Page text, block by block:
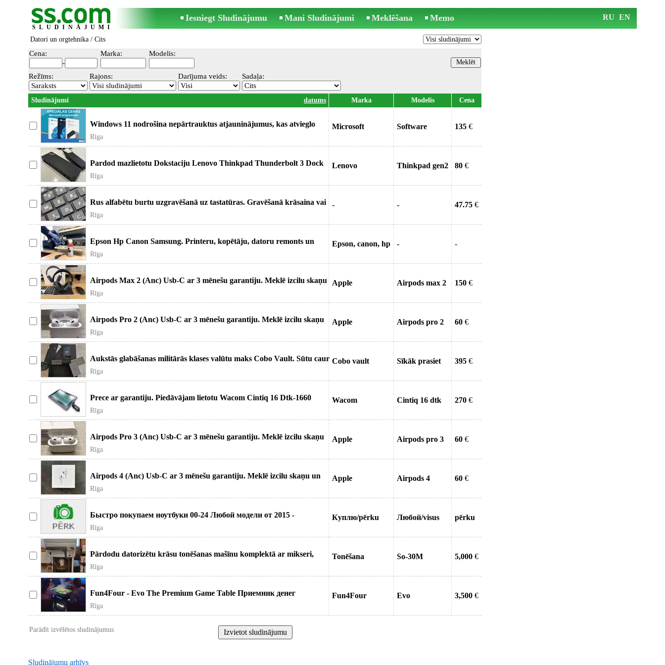
SLUDINĀJUMI
Iesniegt Sludinājumu Mani Sludinājumi Meklēšana Memo RU EN
Datori un orgtehnika / Cits
Cena:
-
Marka: Modelis:
Režīms: Rajons: Darījuma veids: Sadaļa:
Sludinājumi datums Marka Modelis Cena
Windows 11 nodrošina nepārtrauktus atjauninājumus, kas atvieglo
ikdienas darbu un palīdz
Rīga
Microsoft Software 135 €
Pardod mazlietotu Dokstaciju Lenovo Thinkpad Thunderbolt 3 Dock
Gen 2 135W. Ir pieejam
Rīga
Lenovo Thinkpad gen2 80 €
Rus alfabētu burtu uzgravēšanā uz tastatūras. Gravēšanā krāsaina vai
ar lāzeru. Gara
Rīga
- - 47.75 €
Epson Hp Canon Samsung. Printeru, kopētāju, datoru remonts un
apkope. Tonera kasešu ti
Rīga
Epson, canon, hp - -
Airpods Max 2 (Anc) Usb-C ar 3 mēnešu garantiju. Meklē izcilu skaņu
un funkcijas bez
Rīga
Apple Airpods max 2 150 €
Airpods Pro 2 (Anc) Usb-C ar 3 mēnešu garantiju. Meklē izcilu skaņu
un funkcijas bez
Rīga
Apple Airpods pro 2 60 €
Aukstās glabāšanas militārās klases valūtu maks Cobo Vault. Sūtu caur
Omniva, Dpd, Latvi
Rīga
Cobo vault Sīkāk prasiet 395 €
Prece ar garantiju. Piedāvājam lietotu Wacom Cintiq 16 Dtk-1660
Garantija - 2 nedeļas
Rīga
Wacom Cintiq 16 dtk 270 €
Airpods Pro 3 (Anc) Usb-C ar 3 mēnešu garantiju. Meklē izcilu skaņu
un funkcijas bez
Rīga
Apple Airpods pro 3 60 €
Airpods 4 (Anc) Usb-C ar 3 mēnešu garantiju. Meklē izcilu skaņu un
funkcijas bez pār
Rīga
Apple Airpods 4 60 €
Быстро покупаем ноутбуки 00-24 Любой модели от 2015 -
Исправные / Дефектные / Нерабоч
Rīga
Куплю/pērku Любой/visus pērku
Pārdodu datorizētu krāsu tonēšanas mašīnu komplektā ar mikseri,
pilnu kolorantu komplekt
Rīga
Tonēšana So-30M 5,000 €
Fun4Four - Evo The Premium Game Table Приемник денег
запрограмирван под бумажные ден
Rīga
Fun4Four Evo 3,500 €
Parādīt izvēlētos sludinājumus
Sludinājumu arhīvs